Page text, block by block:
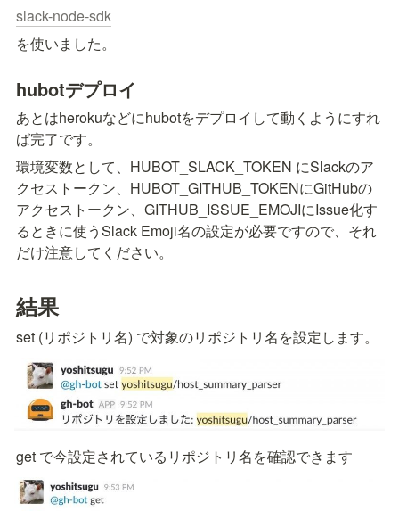
slack-node-sdk
を使いました。
hubotデプロイ
あとはherokuなどにhubotをデプロイして動くようにすれ
ば完了です。
環境変数として、HUBOT_SLACK_TOKEN にSlackのア
クセストークン、HUBOT_GITHUB_TOKENにGitHubの
アクセストークン、GITHUB_ISSUE_EMOJIにIssue化す
るときに使うSlack Emoji名の設定が必要ですので、それ
だけ注意してください。
結果
set (リポジトリ名) で対象のリポジトリ名を設定します。
get で今設定されているリポジトリ名を確認できます